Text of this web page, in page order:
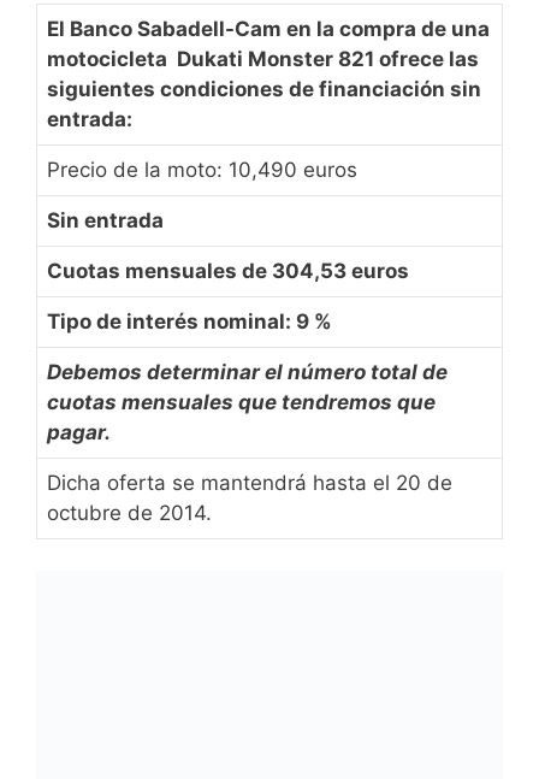
El Banco Sabadell-Cam en la compra de una
motocicleta Dukati Monster 821 ofrece las
siguientes condiciones de financiación sin
entrada:
Precio de la moto: 10,490 euros
Sin entrada
Cuotas mensuales de 304,53 euros
Tipo de interés nominal: 9 %
Debemos determinar el número total de
cuotas mensuales que tendremos que
pagar.
Dicha oferta se mantendrá hasta el 20 de
octubre de 2014.